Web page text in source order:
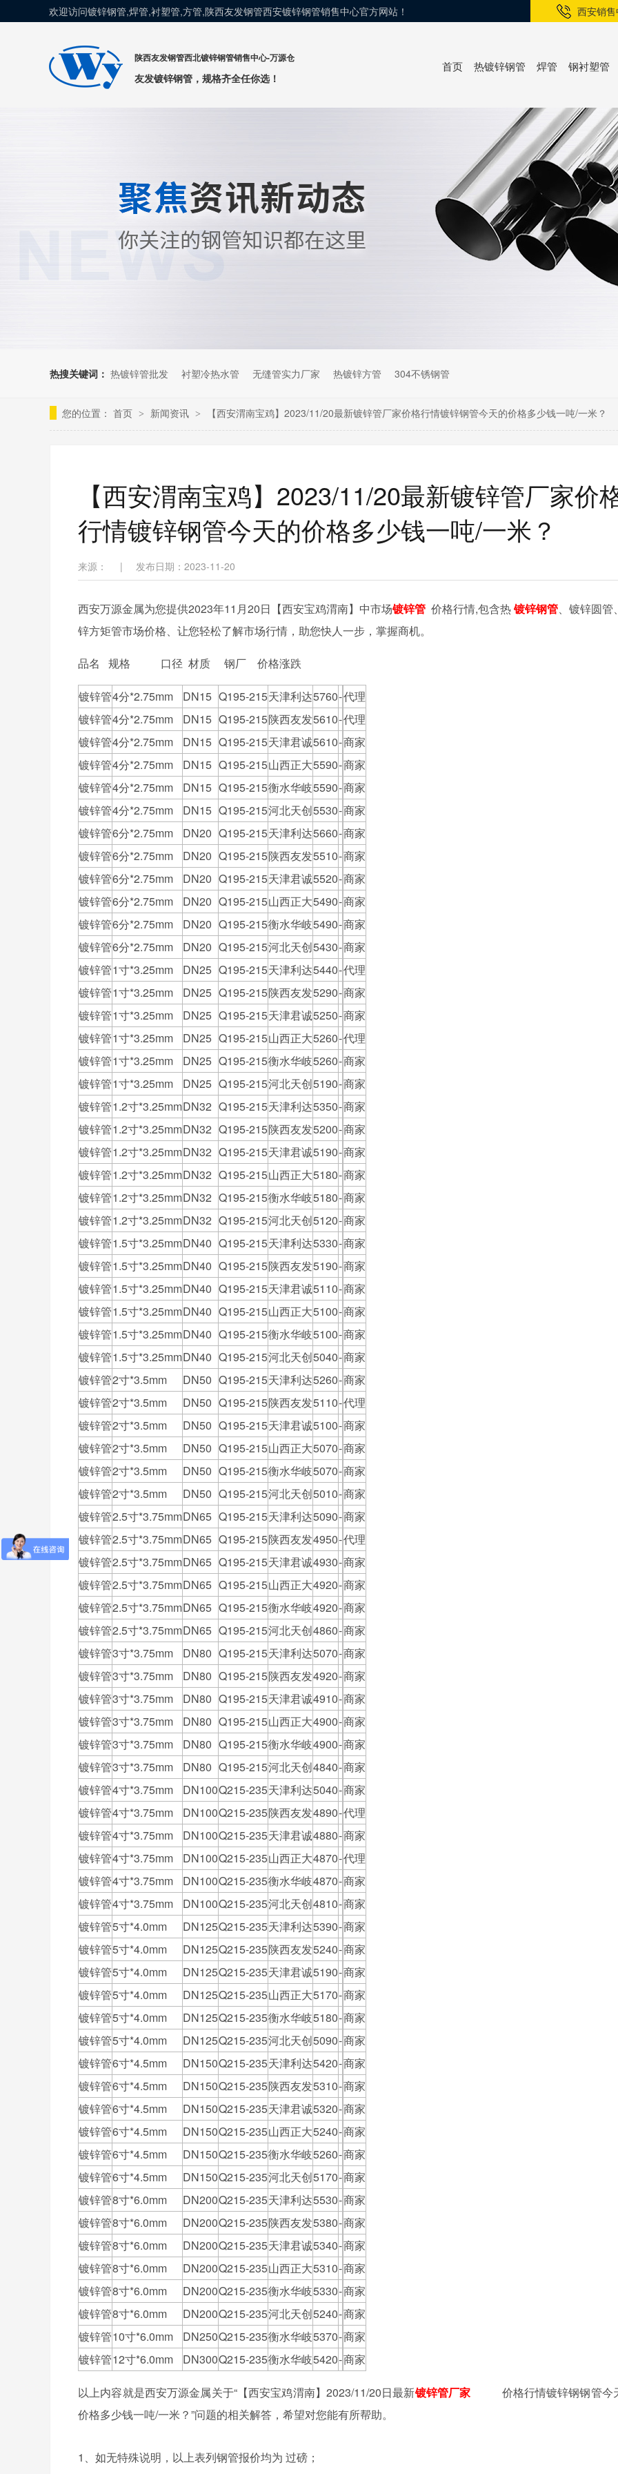
西安销
欢迎访问镀锌钢管,焊管,衬塑管,方管,陕西友发钢管西安镀锌钢管销售中心官方网站！
陕西友发钢管西北镀锌钢管销售中心-万源仓
友发镀锌钢管，规格齐全任你选！
首页 热镀锌钢管 焊管 钢衬塑管
热搜关键词： 热镀锌管批发 衬塑冷热水管 无缝管实力厂家 热镀锌方管 304不锈钢管
您的位置： 首页 > 新闻资讯 > 【西安渭南宝鸡】2023/11/20最新镀锌管厂家价格行情镀锌钢管今天的价格多少钱一吨/一米？
【西安渭南宝鸡】2023/11/20最新镀锌管厂家价
行情镀锌钢管今天的价格多少钱一吨/一米？
来源： | 发布日期：2023-11-20
西安万源金属为您提供2023年11月20日【西安宝鸡渭南】中市场镀锌管 价格行情,包含热镀锌钢管、镀锌圆管
锌方矩管市场价格、让您轻松了解市场行情，助您快人一步，掌握商机。
品名 规格 口径 材质 钢厂 价格涨跌
镀锌管4分*2.75mm DN15 Q195-215天津利达5760-代理
镀锌管4分*2.75mm DN15 Q195-215陕西友发5610-代理
镀锌管4分*2.75mm DN15 Q195-215天津君诚5610-商家
镀锌管4分*2.75mm DN15 Q195-215山西正大5590-商家
镀锌管4分*2.75mm DN15 Q195-215衡水华岐5590-商家
镀锌管4分*2.75mm DN15 Q195-215河北天创5530-商家
镀锌管6分*2.75mm DN20 Q195-215天津利达5660-商家
镀锌管6分*2.75mm DN20 Q195-215陕西友发5510-商家
镀锌管6分*2.75mm DN20 Q195-215天津君诚5520-商家
镀锌管6分*2.75mm DN20 Q195-215山西正大5490-商家
镀锌管6分*2.75mm DN20 Q195-215衡水华岐5490-商家
镀锌管6分*2.75mm DN20 Q195-215河北天创5430-商家
镀锌管1寸*3.25mm DN25 Q195-215天津利达5440-代理
镀锌管1寸*3.25mm DN25 Q195-215陕西友发5290-商家
镀锌管1寸*3.25mm DN25 Q195-215天津君诚5250-商家
镀锌管1寸*3.25mm DN25 Q195-215山西正大5260-代理
镀锌管1寸*3.25mm DN25 Q195-215衡水华岐5260-商家
镀锌管1寸*3.25mm DN25 Q195-215河北天创5190-商家
镀锌管1.2寸*3.25mmDN32 Q195-215天津利达5350-商家
镀锌管1.2寸*3.25mmDN32 Q195-215陕西友发5200-商家
镀锌管1.2寸*3.25mmDN32 Q195-215天津君诚5190-商家
镀锌管1.2寸*3.25mmDN32 Q195-215山西正大5180-商家
镀锌管1.2寸*3.25mmDN32 Q195-215衡水华岐5180-商家
镀锌管1.2寸*3.25mmDN32 Q195-215河北天创5120-商家
镀锌管1.5寸*3.25mmDN40 Q195-215天津利达5330-商家
镀锌管1.5寸*3.25mmDN40 Q195-215陕西友发5190-商家
镀锌管1.5寸*3.25mmDN40 Q195-215天津君诚5110-商家
镀锌管1.5寸*3.25mmDN40 Q195-215山西正大5100-商家
镀锌管1.5寸*3.25mmDN40 Q195-215衡水华岐5100-商家
镀锌管1.5寸*3.25mmDN40 Q195-215河北天创5040-商家
镀锌管2寸*3.5mm DN50 Q195-215天津利达5260-商家
镀锌管2寸*3.5mm DN50 Q195-215陕西友发5110-代理
镀锌管2寸*3.5mm DN50 Q195-215天津君诚5100-商家
镀锌管2寸*3.5mm DN50 Q195-215山西正大5070-商家
镀锌管2寸*3.5mm DN50 Q195-215衡水华岐5070-商家
镀锌管2寸*3.5mm DN50 Q195-215河北天创5010-商家
镀锌管2.5寸*3.75mmDN65 Q195-215天津利达5090-商家
镀锌管2.5寸*3.75mmDN65 Q195-215陕西友发4950-代理
镀锌管2.5寸*3.75mmDN65 Q195-215天津君诚4930-商家
镀锌管2.5寸*3.75mmDN65 Q195-215山西正大4920-商家
镀锌管2.5寸*3.75mmDN65 Q195-215衡水华岐4920-商家
镀锌管2.5寸*3.75mmDN65 Q195-215河北天创4860-商家
镀锌管3寸*3.75mm DN80 Q195-215天津利达5070-商家
镀锌管3寸*3.75mm DN80 Q195-215陕西友发4920-商家
镀锌管3寸*3.75mm DN80 Q195-215天津君诚4910-商家
镀锌管3寸*3.75mm DN80 Q195-215山西正大4900-商家
镀锌管3寸*3.75mm DN80 Q195-215衡水华岐4900-商家
镀锌管3寸*3.75mm DN80 Q195-215河北天创4840-商家
镀锌管4寸*3.75mm DN100Q215-235天津利达5040-商家
镀锌管4寸*3.75mm DN100Q215-235陕西友发4890-代理
镀锌管4寸*3.75mm DN100Q215-235天津君诚4880-商家
镀锌管4寸*3.75mm DN100Q215-235山西正大4870-代理
镀锌管4寸*3.75mm DN100Q215-235衡水华岐4870-商家
镀锌管4寸*3.75mm DN100Q215-235河北天创4810-商家
镀锌管5寸*4.0mm DN125Q215-235天津利达5390-商家
镀锌管5寸*4.0mm DN125Q215-235陕西友发5240-商家
镀锌管5寸*4.0mm DN125Q215-235天津君诚5190-商家
镀锌管5寸*4.0mm DN125Q215-235山西正大5170-商家
镀锌管5寸*4.0mm DN125Q215-235衡水华岐5180-商家
镀锌管5寸*4.0mm DN125Q215-235河北天创5090-商家
镀锌管6寸*4.5mm DN150Q215-235天津利达5420-商家
镀锌管6寸*4.5mm DN150Q215-235陕西友发5310-商家
镀锌管6寸*4.5mm DN150Q215-235天津君诚5320-商家
镀锌管6寸*4.5mm DN150Q215-235山西正大5240-商家
镀锌管6寸*4.5mm DN150Q215-235衡水华岐5260-商家
镀锌管6寸*4.5mm DN150Q215-235河北天创5170-商家
镀锌管8寸*6.0mm DN200Q215-235天津利达5530-商家
镀锌管8寸*6.0mm DN200Q215-235陕西友发5380-商家
镀锌管8寸*6.0mm DN200Q215-235天津君诚5340-商家
镀锌管8寸*6.0mm DN200Q215-235山西正大5310-商家
镀锌管8寸*6.0mm DN200Q215-235衡水华岐5330-商家
镀锌管8寸*6.0mm DN200Q215-235河北天创5240-商家
镀锌管10寸*6.0mm DN250Q215-235衡水华岐5370-商家
镀锌管12寸*6.0mm DN300Q215-235衡水华岐5420-商家
以上内容就是西安万源金属关于“【西安宝鸡渭南】2023/11/20日最新镀锌管厂家 价格行情镀锌钢钢管今
价格多少钱一吨/一米？”问题的相关解答，希望对您能有所帮助。
1、如无特殊说明，以上表列钢管报价均为 过磅；